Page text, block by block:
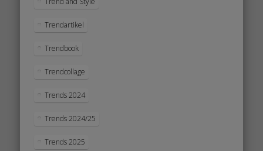
Trendartikel
Trendbook
Trendcollage
Trends 2024
Trends 2024/25
Trends 2025